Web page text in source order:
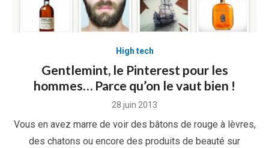
High tech
Gentlemint, le Pinterest pour les
hommes… Parce qu’on le vaut bien !
Posted
28 juin 2013
Vous en avez marre de voir des bâtons de rouge à lèvres,
des chatons ou encore des produits de beauté sur